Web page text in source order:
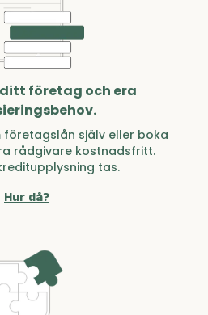
företag och era
företagslån själv eller boka
rådgivare kostnadsfritt.
tas.
Hur då?